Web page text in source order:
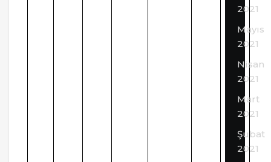
2021
Mayıs
2021
Nisan
2021
Mart
2021
Şubat
2021